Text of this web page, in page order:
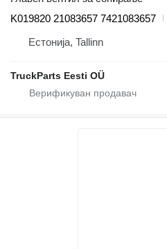
K019820 21083657 7421083657
Естонија, Tallinn
TruckParts Eesti OÜ